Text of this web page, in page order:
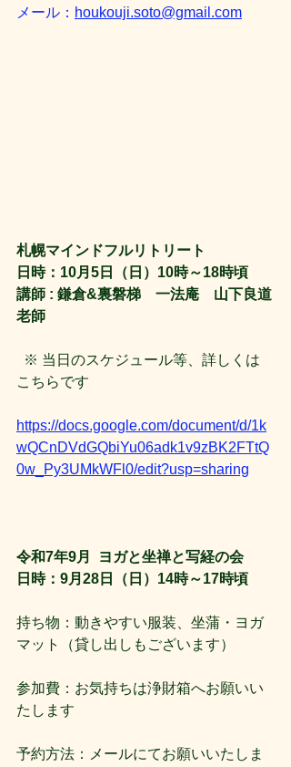
メール： houkouji.soto@gmail.com
札幌マインドフルリトリート
日時：10月5日（日）10時～18時頃
講師 : 鎌倉&裏磐梯　一法庵　山下良道
老師
※ 当日のスケジュール等、詳しくは
こちらです
https://docs.google.com/document/d/1k
wQCnDVdGQbiYu06adk1v9zBK2FTtQ
0w_Py3UMkWFl0/edit?usp=sharing
令和7年9月  ヨガと坐禅と写経の会
日時：9月28日（日）14時～17時頃
持ち物：動きやすい服装、坐蒲・ヨガ
マット（貸し出しもございます）
参加費：お気持ちは浄財箱へお願いい
たします
予約方法：メールにてお願いいたしま